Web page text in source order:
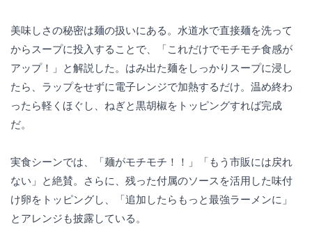
美味しさの秘密は麺の扱いにある。水道水で直接麺を洗って
からスープに投入することで、「これだけでモチモチ食感が
アップ！」と解説した。はみ出た麺をしっかりスープに浸し
たら、ラップをせずに電子レンジで加熱するだけ。温め終わ
ったら軽くほぐし、ねぎと黒胡椒をトッピングすれば完成
だ。
実食シーンでは、「麺がモチモチ！！」「もう市販には戻れ
ない」と絶賛。さらに、残った付属のソースを活用した味付
け卵をトッピングし、「追加したらもっと最強ラーメンに」
とアレンジも披露している。